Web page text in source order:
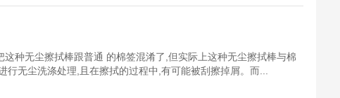
种无尘擦拭棒跟普通 的棉签混淆了,但实际上这种无尘擦拭棒与棉
无尘洗涤处理,且在擦拭的过程中,有可能被刮擦掉屑。而...